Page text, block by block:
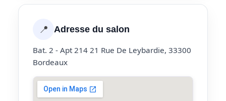
📍 Adresse du salon
Bat. 2 - Apt 214 21 Rue De Leybardie, 33300
Bordeaux